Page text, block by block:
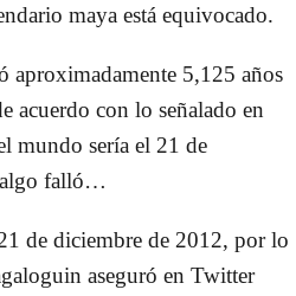
maya está equivocado.
aproximadamente 5,125 años
acuerdo con lo señalado en
mundo sería el 21 de
algo falló…
de diciembre de 2012, por lo
aseguró en Twitter